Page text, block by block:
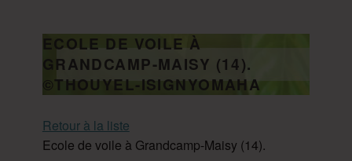
ECOLE DE VOILE À
GRANDCAMP-MAISY (14).
©THOUYEL-ISIGNYOMAHA
Retour à la liste
Ecole de voile à Grandcamp-Maisy (14).